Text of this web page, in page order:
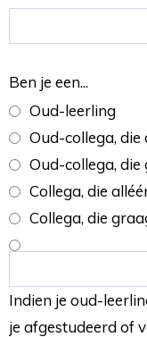
Ben je een...
Oud-leerling
Oud-collega,
Oud-collega,
Collega, die
Collega, die
Indien je oud-
je afgestudeerd of